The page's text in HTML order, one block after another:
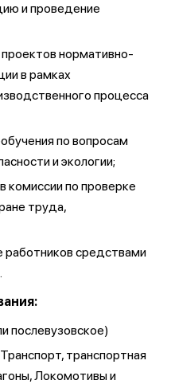
и проведение
нормативно-
в рамках
процесса
по вопросам
и экологии;
комиссии по проверке
труда,
работников средствами
послевузовское)
Транспорт, транспортная
Локомотивы и